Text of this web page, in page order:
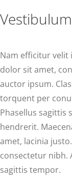
Nam efficitur velit
dolor sit amet,
auctor ipsum.
torquent per
Phasellus sagittis
hendrerit.
amet, lacinia
consectetur nibh.
sagittis tempor.